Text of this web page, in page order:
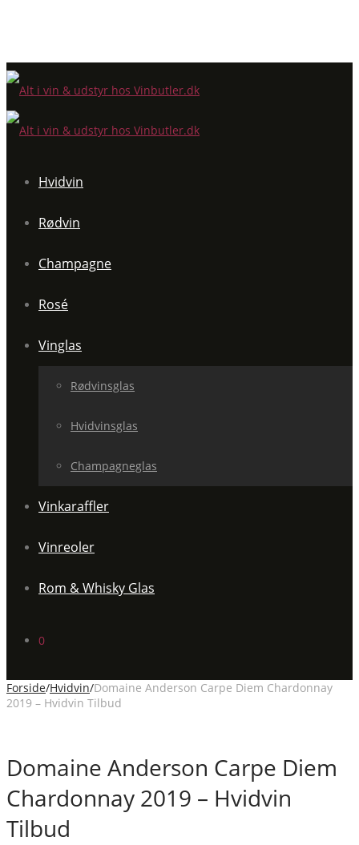
Hvidvin
Rødvin
Champagne
Rosé
Vinglas
Rødvinsglas
Hvidvinsglas
Champagneglas
Vinkaraffler
Vinreoler
Rom & Whisky Glas
0
Forside/Hvidvin/Domaine Anderson Carpe Diem Chardonnay
2019 – Hvidvin Tilbud
Domaine Anderson Carpe Diem
Chardonnay 2019 – Hvidvin
Tilbud